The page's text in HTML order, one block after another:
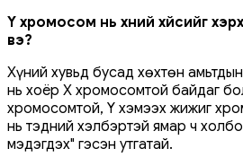
Y хромосом нь хүний ​​хүйсийг
вэ?
Хүний хувьд бусад хөхтөн
нь хоёр Х хромосомтой байдаг
хромосомтой, Y хэмээх жижиг
нь тэдний хэлбэртэй ямар ч
мэдэгдэх" гэсэн утгатай.